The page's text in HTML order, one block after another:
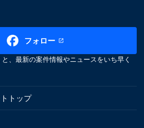
フォロー
、最新の案件情報やニュースをいち早く
トップ